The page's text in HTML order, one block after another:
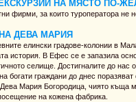
НА МЯСТО ПО-
фирми, за които туроператора не
ДЕВА МАРИЯ
елински градове-колонии в
история. В Ефес се е запазила
селище. Достигналите до
богати граждани до днес
Мария Богородица, чиято къща
на кожена фабрика.